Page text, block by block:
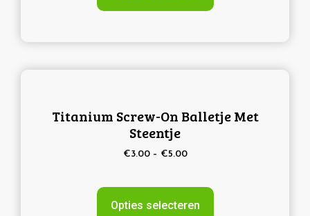
Titanium Screw-On Balletje Met
Steentje
€3.00– €5.00
Opties selecteren